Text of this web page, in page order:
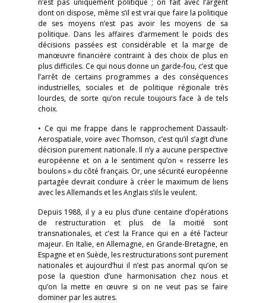
n’est pas uniquement politique ; on fait avec l’argent
dont on dispose, même s’il est vrai que faire la politique
de ses moyens n’est pas avoir les moyens de sa
politique. Dans les affaires d’armement le poids des
décisions passées est considérable et la marge de
manœuvre financière contraint à des choix de plus en
plus difficiles. Ce qui nous donne un garde-fou, c’est que
l’arrêt de certains programmes a des conséquences
industrielles, sociales et de politique régionale très
lourdes, de sorte qu’on recule toujours face à de tels
choix.
• Ce qui me frappe dans le rapprochement Dassault-
Aerospatiale, voire avec Thomson, c’est qu’il s’agit d’une
décision purement nationale. Il n’y a aucune perspective
européenne et on a le sentiment qu’on « resserre les
boulons » du côté français. Or, une sécurité européenne
partagée devrait conduire à créer le maximum de liens
avec les Allemands et les Anglais s’ils le veulent.
Depuis 1988, il y a eu plus d’une centaine d’opérations
de restructuration et plus de la moitié sont
transnationales, et c’est la France qui en a été l’acteur
majeur. En Italie, en Allemagne, en Grande-Bretagne, en
Espagne et en Suède, les restructurations sont purement
nationales et aujourd’hui il n’est pas anormal qu’on se
pose la question d’une harmonisation chez nous et
qu’on la mette en œuvre si on ne veut pas se faire
dominer par les autres.